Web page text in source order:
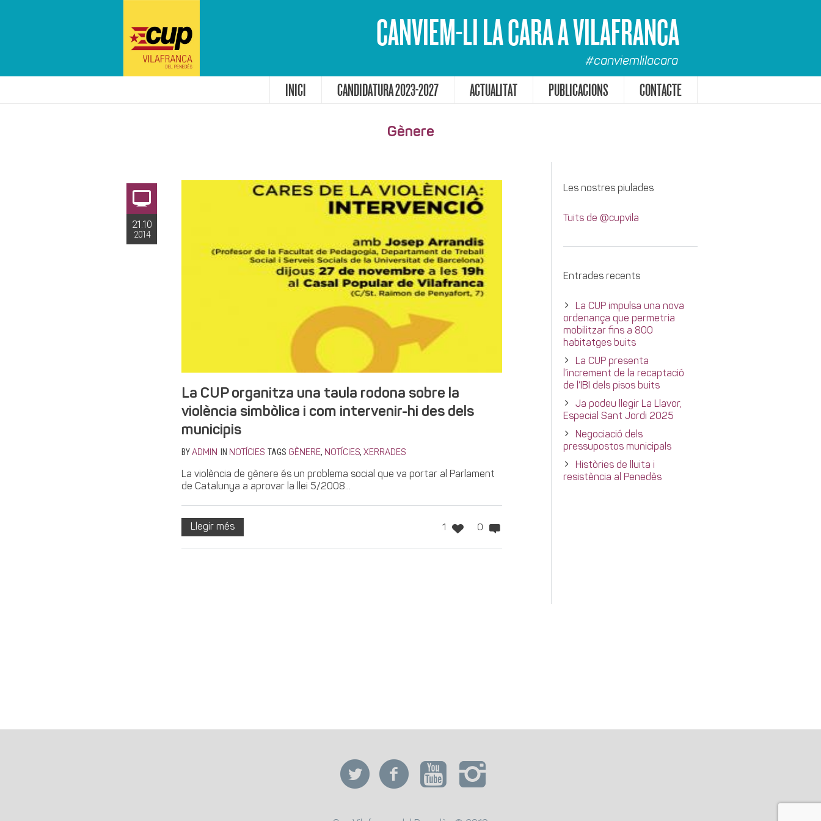
CANVIEM-LI LA CARA A VILAFRANCA
#canviemlilacara
INICI CANDIDATURA 2023-2027 ACTUALITAT PUBLICACIONS CONTACTE
Gènere
21.10
2014
La CUP organitza una taula rodona sobre la
violència simbòlica i com intervenir-hi des dels
municipis
BY ADMIN IN NOTÍCIES TAGS GÈNERE, NOTÍCIES, XERRADES
La violència de gènere és un problema social que va portar al Parlament
de Catalunya a aprovar la llei 5/2008...
1 0
Llegir més
Les nostres piulades
Tuits de @cupvila
Entrades recents
La CUP impulsa una nova
ordenança que permetria
mobilitzar fins a 800
habitatges buits
La CUP presenta
l’increment de la recaptació
de l’IBI dels pisos buits
Ja podeu llegir La Llavor,
Especial Sant Jordi 2025
Negociació dels
pressupostos municipals
Històries de lluita i
resistència al Penedès